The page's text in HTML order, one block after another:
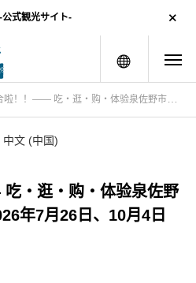
公式観光サイト-
menu
吃・逛・购・体验泉佐野市集：举办日期：2026年7月26日、10月4日
中文 (中国)
・逛・购・体验泉佐野
年7月26日、10月4日